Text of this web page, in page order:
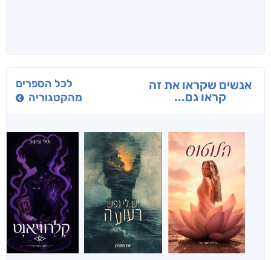
אנשים שקראו את זה
קראו גם...
לכל הספרים
מהקטגוריה